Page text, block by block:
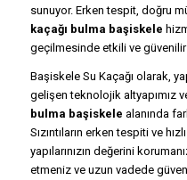
sunuyor. Erken tespit, doğru
kaçağı bulma başiskele
geçilmesinde etkili ve
Başiskele Su Kaçağı olarak,
gelişen teknolojik altyapımız
bulma başiskele alanında
Sızıntıların erken tespiti ve
yapılarınızın değerini
etmeniz ve uzun vadede